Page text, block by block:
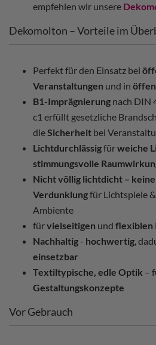
empfehlen wir unsere
Dekomolton – Vorteile im
Perfekt für den Einsatz bei
Veranstaltungen und in
B1-Imprägnierung nach DIN
c1 erfüllt gesetzliche
dieSicherheit bei
Lichtdurchlässigfürweiche
stimmungsvolle
Nicht völlig lichtdicht –
Verdunklungfür Lichtspiele
Ambiente
fürvielseitigen und flexiblen
Nachhaltig - hochwertig,
einsetzbar
Textiltypische, edle Optik –
Gestaltungskonzepte
Vor Gebrauch